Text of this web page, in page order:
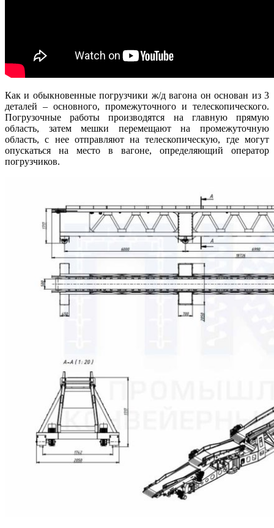
Как и обыкновенные погрузчики ж/д вагона он основан из 3
деталей – основного, промежуточного и телескопического.
Погрузочные работы производятся на главную прямую
область, затем мешки перемещают на промежуточную
область, с нее отправляют на телескопическую, где могут
опускаться на место в вагоне, определяющий оператор
погрузчиков.